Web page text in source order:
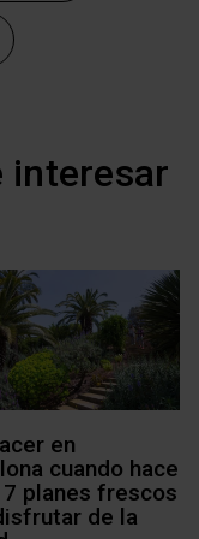
interesar
en
cuando hace
planes frescos
de la